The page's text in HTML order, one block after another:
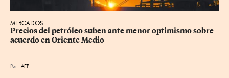
MERCADOS
Precios del petróleo suben ante menor optimismo sobre
acuerdo en Oriente Medio
Por AFP